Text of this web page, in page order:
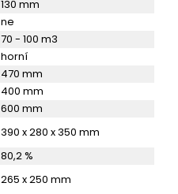
130 mm
ne
70 - 100 m3
horní
470 mm
400 mm
600 mm
390 x 280 x 350 mm
80,2 %
265 x 250 mm